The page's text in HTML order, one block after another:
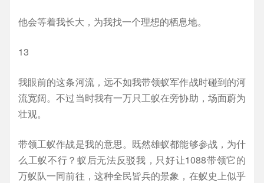
他会等着我长大，为我找一个理想的栖息地。
13
我眼前的这条河流，远不如我带领蚁军作战时碰到的河
流宽阔。不过当时我有一万只工蚁在旁协助，场面蔚为
壮观。
带领工蚁作战是我的意思。既然雄蚁都能够参战，为什
么工蚁不行？蚁后无法反驳我，只好让1088带领它的
万蚁队一同前往，这种全民皆兵的景象，在蚁史上似乎